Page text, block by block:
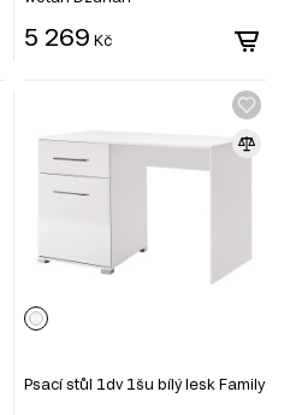
5 269 Kč
Psací stůl 1dv 1šu bílý lesk Family